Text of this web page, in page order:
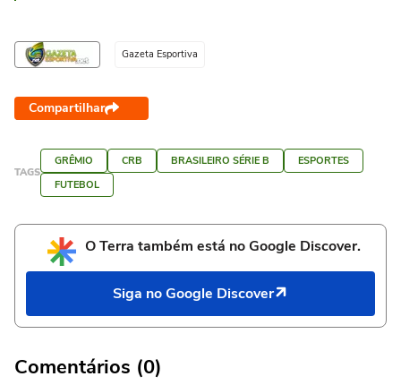
Gazeta Esportiva
Compartilhar
TAGS
GRÊMIO CRB BRASILEIRO SÉRIE B
ESPORTES
FUTEBOL
O Terra também está no Google Discover.
Siga no Google Discover
Comentários (0)